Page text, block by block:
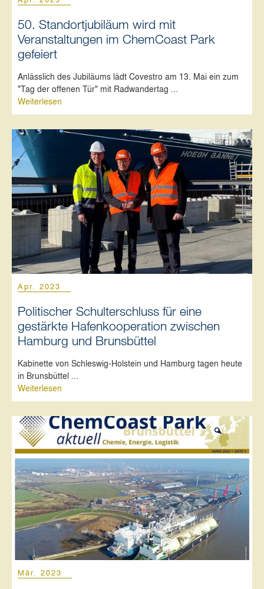
50. Standortjubiläum wird mit
Veranstaltungen im ChemCoast Park
gefeiert
Anlässlich des Jubiläums lädt Covestro am 13. Mai ein zum
"Tag der offenen Tür" mit Radwandertag ...
Weiterlesen
Apr. 2023
Politischer Schulterschluss für eine
gestärkte Hafenkooperation zwischen
Hamburg und Brunsbüttel
Kabinette von Schleswig-Holstein und Hamburg tagen heute
in Brunsbüttel ...
Weiterlesen
Mär. 2023